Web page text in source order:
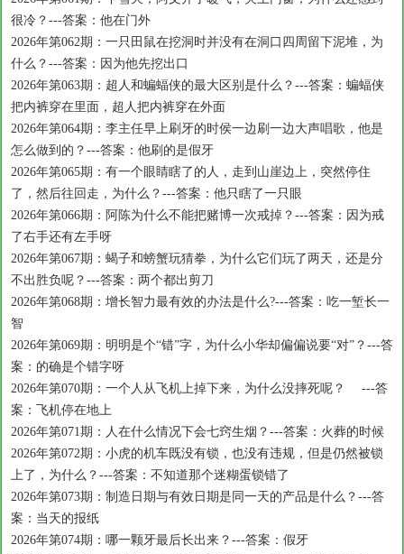
很冷？---答案：他在门外
2026年第062期：一只田鼠在挖洞时并没有在洞口四周留下泥堆，为
什么？---答案：因为他先挖出口
2026年第063期：超人和蝙蝠侠的最大区别是什么？---答案：蝙蝠侠
把内裤穿在里面，超人把内裤穿在外面
2026年第064期：李主任早上刷牙的时侯一边刷一边大声唱歌，他是
怎么做到的？---答案：他刷的是假牙
2026年第065期：有一个眼睛瞎了的人，走到山崖边上，突然停住
了，然后往回走，为什么？---答案：他只瞎了一只眼
2026年第066期：阿陈为什么不能把赌博一次戒掉？---答案：因为戒
了右手还有左手呀
2026年第067期：蝎子和螃蟹玩猜拳，为什么它们玩了两天，还是分
不出胜负呢？---答案：两个都出剪刀
2026年第068期：增长智力最有效的办法是什么?---答案：吃一堑长一
智
2026年第069期：明明是个“错”字，为什么小华却偏偏说要“对”？---答
案：的确是个错字呀
2026年第070期：一个人从飞机上掉下来，为什么没摔死呢？ ---答
案：飞机停在地上
2026年第071期：人在什么情况下会七窍生烟？---答案：火葬的时候
2026年第072期：小虎的机车既没有锁，也没有违规，但是仍然被锁
上了，为什么？---答案：不知道那个迷糊蛋锁错了
2026年第073期：制造日期与有效日期是同一天的产品是什么？---答
案：当天的报纸
2026年第074期：哪一颗牙最后长出来？---答案：假牙